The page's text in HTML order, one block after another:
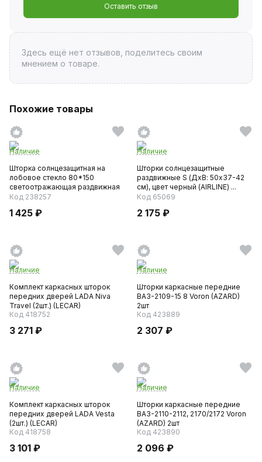
Оставить отзыв
Здесь ещё нет отзывов, поделитесь своим
мнением о товаре.
Похожие товары
Наличие
Шторка солнцезащитная на
лобовое стекло 80*150
светоотражающая раздвижная
(A...
Код 238257
1 425 ₽
Наличие
Шторки солнцезащитные
раздвижные S (ДxВ: 50x37-42
см), цвет черный (AIRLINE) ...
Код 65069
2 175 ₽
Наличие
Комплект каркасных шторок
передних дверей LADA Niva
Travel (2шт.) (LECAR)
Код 418752
3 271 ₽
Наличие
Шторки каркасные передние
ВАЗ-2109-15 8 Voron (AZARD)
2шт
Код 423889
2 307 ₽
Наличие
Комплект каркасных шторок
передних дверей LADA Vesta
(2шт.) (LECAR)
Код 418758
3 101 ₽
Наличие
Шторки каркасные передние
ВАЗ-2110-2112, 2170/2172 Voron
(AZARD) 2шт
Код 423890
2 096 ₽